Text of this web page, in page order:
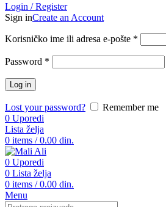
Login / Register
Sign inCreate an Account
Korisničko ime ili adresa e-pošte *
Password *
Log in
Lost your password?
Remember me
0 Uporedi
Lista želja
0 items / 0.00 din.
0 Uporedi
0 Lista želja
0 items / 0.00 din.
Menu